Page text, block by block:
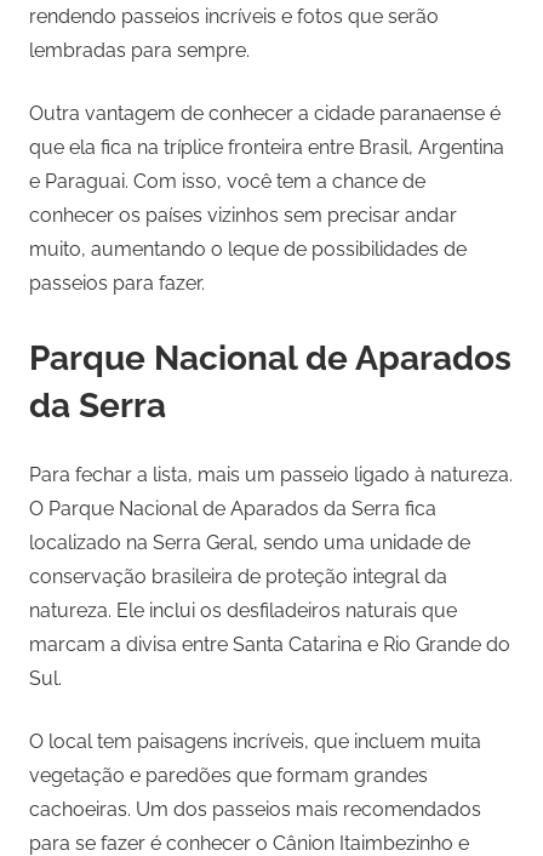
rendendo passeios incríveis e fotos que serão
lembradas para sempre.
Outra vantagem de conhecer a cidade paranaense é
que ela fica na tríplice fronteira entre Brasil, Argentina
e Paraguai. Com isso, você tem a chance de
conhecer os países vizinhos sem precisar andar
muito, aumentando o leque de possibilidades de
passeios para fazer.
Parque Nacional de Aparados
da Serra
Para fechar a lista, mais um passeio ligado à natureza.
O Parque Nacional de Aparados da Serra fica
localizado na Serra Geral, sendo uma unidade de
conservação brasileira de proteção integral da
natureza. Ele inclui os desfiladeiros naturais que
marcam a divisa entre Santa Catarina e Rio Grande do
Sul.
O local tem paisagens incríveis, que incluem muita
vegetação e paredões que formam grandes
cachoeiras. Um dos passeios mais recomendados
para se fazer é conhecer o Cânion Itaimbezinho e